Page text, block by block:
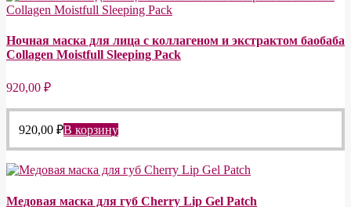
Ночная маска для лица с коллагеном и экстрактом баобаба
Collagen Moistfull Sleeping Pack
920,00 ₽
920,00 ₽В корзину
Медовая маска для губ Cherry Lip Gel Patch